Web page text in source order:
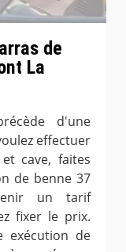
de
La
d'une
effectuer
cave, faites
de benne 37
un tarif
fixer le prix.
exécution de